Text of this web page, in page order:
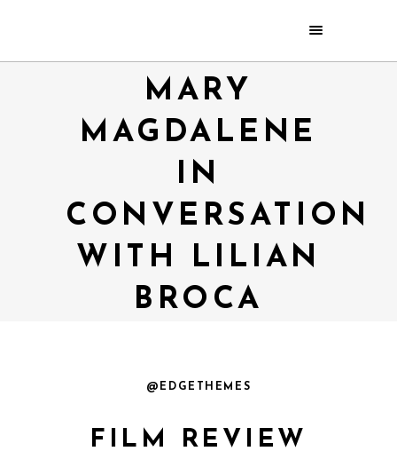
MARY
MAGDALENE
IN
CONVERSATION
WITH LILIAN
BROCA
@EDGETHEMES
FILM REVIEW